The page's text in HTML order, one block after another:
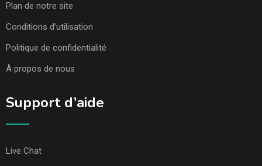
Plan de notre site
Conditions d’utilisation
Politique de confidentialité
À propos de nous
Support d’aide
Live Chat